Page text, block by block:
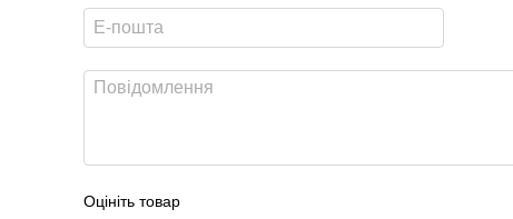
Оцініть товар